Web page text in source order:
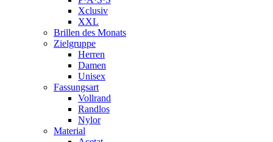
Xclusiv
XXL
Brillen des Monats
Zielgruppe
Herren
Damen
Unisex
Fassungsart
Vollrand
Randlos
Nylor
Material